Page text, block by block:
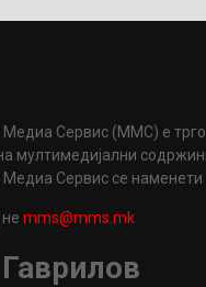
Сервис (ММС) е
мултимедијални
Сервис се наменети
неmms@mms.mk